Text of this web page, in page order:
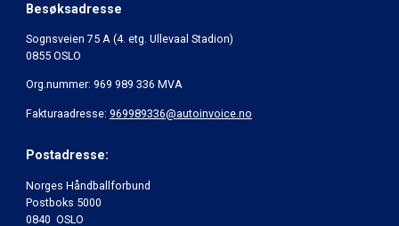
Besøksadresse
Sognsveien 75 A (4. etg. Ullevaal Stadion)
0855 OSLO
Org.nummer: 969 989 336 MVA
Fakturaadresse: 969989336@autoinvoice.no
Postadresse:
Norges Håndballforbund
Postboks 5000
0840 OSLO